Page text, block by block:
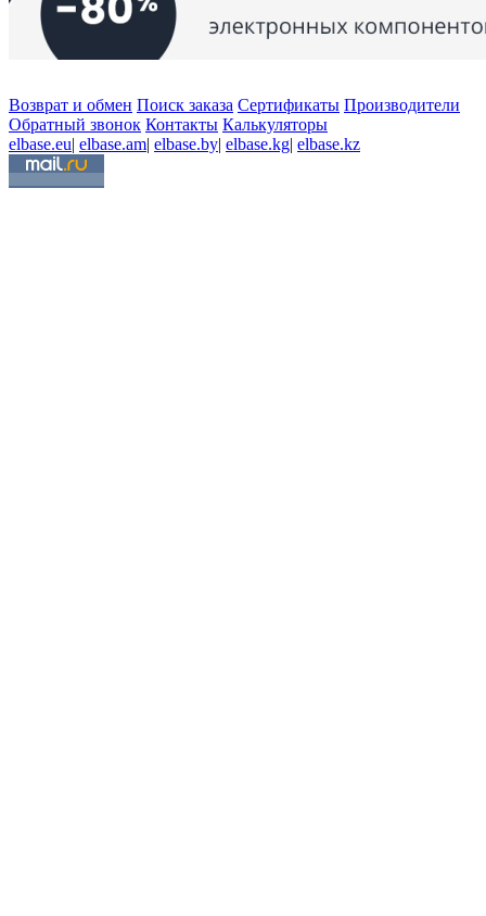
Возврат и обмен Поиск заказа Сертификаты Производители
Обратный звонок Контакты Калькуляторы
elbase.eu| elbase.am| elbase.by| elbase.kg| elbase.kz